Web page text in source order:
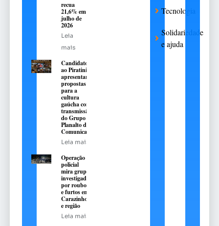
recua
21,6% em
julho de
2026
Leia
mais
Candidatos
ao Piratini
apresentarão
propostas
para a
cultura
gaúcha com
transmissão
do Grupo
Planalto de
Comunicação
Leia mais
Operação
policial
mira grupo
investigado
por roubos
e furtos em
Carazinho
e região
Leia mais
Tecnologia
Solidariedade
e ajuda